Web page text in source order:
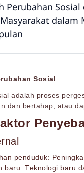
Perubahan
dalam
Sosial
adalah proses
dan bertahap, atau
penduduk:
baru: Teknologi baru